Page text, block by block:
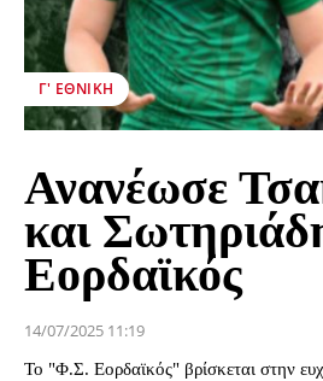
Γ' ΕΘΝΙΚΉ
Ανανέωσε
και
Εορδαϊκός
14/07/2025 11:19
Το "Φ.Σ. Εορδαϊκός" βρίσκεται στην